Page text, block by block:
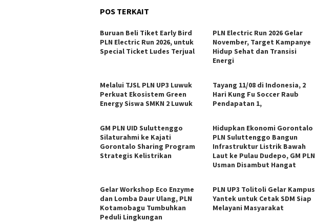
POS TERKAIT
Buruan Beli Tiket Early Bird
PLN Electric Run 2026, untuk
Special Ticket Ludes Terjual
PLN Electric Run 2026 Gelar
November, Target Kampanye
Hidup Sehat dan Transisi
Energi
Melalui TJSL PLN UP3 Luwuk
Perkuat Ekosistem Green
Energy Siswa SMKN 2 Luwuk
Tayang 11/08 di Indonesia, 2
Hari Kung Fu Soccer Raub
Pendapatan 1,
GM PLN UID Suluttenggo
Silaturahmi ke Kajati
Gorontalo Sharing Program
Strategis Kelistrikan
Hidupkan Ekonomi Gorontalo
PLN Suluttenggo Bangun
Infrastruktur Listrik Bawah
Laut ke Pulau Dudepo, GM PLN
Usman Disambut Hangat
Gelar Workshop Eco Enzyme
dan Lomba Daur Ulang, PLN
Kotamobagu Tumbuhkan
Peduli Lingkungan
PLN UP3 Tolitoli Gelar Kampus
Yantek untuk Cetak SDM Siap
Melayani Masyarakat